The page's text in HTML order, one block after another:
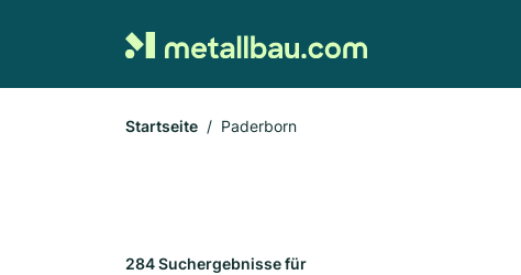
Startseite Paderborn
284 Suchergebnisse für